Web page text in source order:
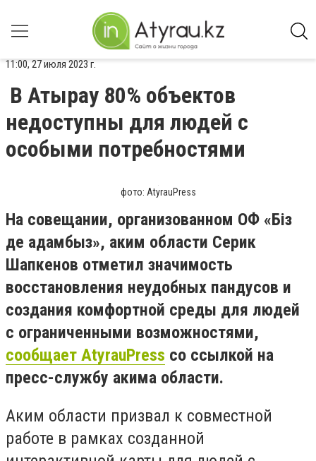
11:00, 27 июля 2023 г.
В Атырау 80% объектов
недоступны для людей с
особыми потребностями
фото: AtyrauPress
На совещании, организованном ОФ «Біз
де адамбыз», аким области Серик
Шапкенов отметил значимость
восстановления неудобных пандусов и
создания комфортной среды для людей
с ограниченными возможностями,
сообщает AtyrauPress со ссылкой на
пресс-службу акима области.
Аким области призвал к совместной
работе в рамках созданной